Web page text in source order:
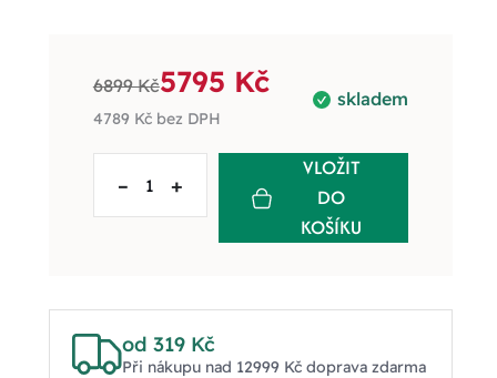
skladem
6899 Kč5795 Kč
4789 Kčbez DPH
– +
VLOŽIT
DO
KOŠÍKU
od 319 Kč
Při nákupu nad 12999 Kč doprava zdarma